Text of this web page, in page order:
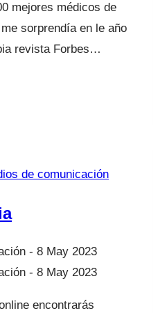
mejores médicos de
sorprendía en le año
revista Forbes…
de comunicación
8 May 2023
8 May 2023
encontrarás